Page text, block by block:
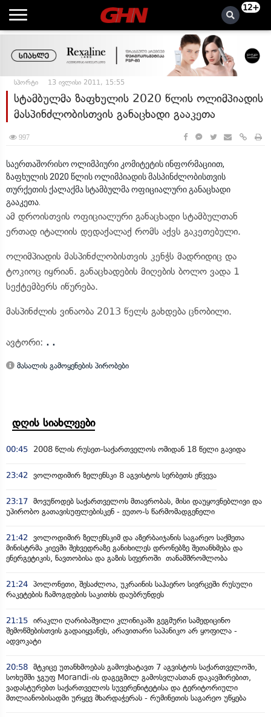
12+
სპორტი 13 ივლისი 2011, 15:55
სტამბულმა ზაფხულის 2020 წლის ოლიმპიადის
მასპინძლობისთვის განაცხადი გააკეთა
997
საერთაშორისო ოლიმპიური კომიტეტის ინფორმაციით,
ზაფხულის 2020 წლის ოლიმპიადის მასპინძლობისთვის
თურქეთის ქალაქმა სტამბულმა ოფიციალური განაცხადი
გააკეთა.
ამ დროისთვის ოფიციალური განაცხადი სტამბულთან
ერთად იტალიის დედაქალაქ რომს აქვს გაკეთებული.
ოლიმპიადის მასპინძლობისთვის კენჭს მადრიდიც და
ტოკიოც იყრიან. განაცხადების მიღების ბოლო ვადა 1
სექტემბერს იწურება.
მასპინძლის ვინაობა 2013 წელს გახდება ცნობილი.
ავტორი: . .
მასალის გამოყენების პირობები
დღის სიახლეები
00:45 2008 წლის რუსეთ-საქართველოს ომიდან 18 წელი გავიდა
23:42 ვოლოდიმირ ზელენსკი 8 აგვისტოს სერბეთს ეწვევა
23:17 მოვუწოდებ საქართველოს მთავრობას, მისი დაუყოვნებლივი და
უპირობო გათავისუფლებისკენ - ეუთო-ს წარმომადგენელი
21:42 ვოლოდიმირ ზელენსკიმ და აზერბაიჯანის საგარეო საქმეთა
მინისტრმა კიევში შეხვედრაზე განიხილეს დრონებზე შეთანხმება და
ენერგეტიკის, ნავთობისა და გაზის სფეროში თანამშრომლობა
21:24 პოლონეთი, შესაძლოა, უკრაინის საჰაერო სივრცეში რუსული
რაკეტების ჩამოგდების საკითხს დაუბრუნდეს
21:15 ირაკლი ღარიბაშვილი კლინიკაში გეგმური სამედიცინო
შემოწმებისთვის გადაიყვანეს, არავითარი საპანიკო არ ყოფილა -
ადვოკატი
20:58 მტკიცე უთანხმოებას გამოვხატავთ 7 აგვისტოს საქართველოში,
სოხუმში ჯგუფ Morandi-ის დაგეგმილ გამოსვლასთან დაკავშირებით,
ვადასტურებთ საქართველოს სუვერენიტეტისა და ტერიტორიული
მთლიანობისადმი ურყევ მხარდაჭერას - რუმინეთის საგარეო უწყება